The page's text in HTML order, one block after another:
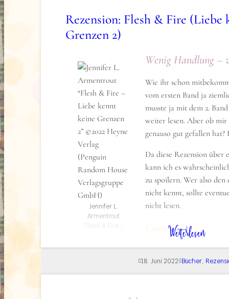
Weiterlesen: Rezension: Flesh & Fire (Liebe kennt keine Grenzen 2)
Rezension: Flesh & Fire (Liebe
Grenzen 2)
Jennifer L.
Armentrout
“Flesh & Fire –
Grenzen 2”
Random House
Wenig Handlung –
Wie ihr schon
vom ersten Band ja
musste ja mit dem 2.
weiter lesen. Aber ob
genauso gut gefallen
Da diese Rezension über
kann ich es
zu spoilern. Wer also den
nicht kennt, sollte
nicht lesen.
Coverbild
Ähnlich wie das Cover
auch das Cover zu
Auch hier sieht man Äste
18. Juni 2022 Bücher,